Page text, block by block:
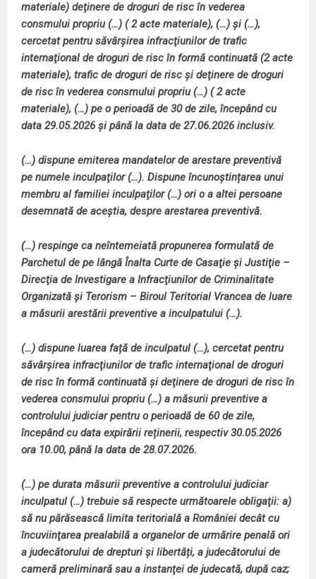
materiale) deţinere de droguri de risc în vederea
consmului propriu (…) ( 2 acte materiale), (…) și (…),
cercetat pentru săvârşirea infracţiunilor de trafic
internaţional de droguri de risc în formă continuată (2 acte
materiale), trafic de droguri de risc şi deţinere de droguri
de risc în vederea consmului propriu (…) ( 2 acte
materiale), (…) pe o perioadă de 30 de zile, începând cu
data 29.05.2026 şi până la data de 27.06.2026 inclusiv.
(…) dispune emiterea mandatelor de arestare preventivă
pe numele inculpaţilor (…). Dispune încunoștințarea unui
membru al familiei inculpaţilor (…) ori o a altei persoane
desemnată de aceştia, despre arestarea preventivă.
(…) respinge ca neîntemeiată propunerea formulată de
Parchetul de pe lângă Înalta Curte de Casaţie şi Justiţie –
Direcţia de Investigare a Infracţiunilor de Criminalitate
Organizată şi Terorism – Biroul Teritorial Vrancea de luare
a măsurii arestării preventive a inculpatului (…).
(…) dispune luarea față de inculpatul (…), cercetat pentru
săvârşirea infracţiunilor de trafic internaţional de droguri
de risc în formă continuată şi deţinere de droguri de risc în
vederea consmului propriu (…) a măsurii preventive a
controlului judiciar pentru o perioadă de 60 de zile,
începând cu data expirării reținerii, respectiv 30.05.2026
ora 10.00, până la data de 28.07.2026.
(…) pe durata măsurii preventive a controlului judiciar
inculpatul (…) trebuie să respecte următoarele obligaţii: a)
să nu părăsească limita teritorială a României decât cu
încuviinţarea prealabilă a organelor de urmărire penală ori
a judecătorului de drepturi și libertăți, a judecătorului de
cameră preliminară sau a instanţei de judecată, după caz;